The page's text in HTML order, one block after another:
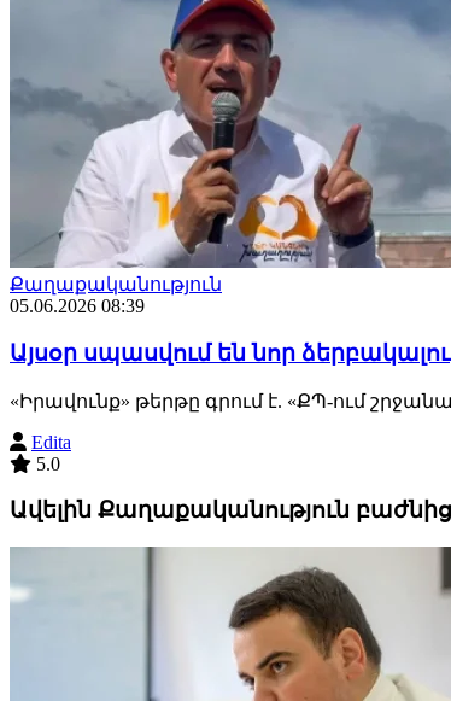
Քաղաքականություն
05.06.2026 08:39
Այսօր սպասվում են նոր
«Իրավունք» թերթը գրում է. «ՔՊ-ում
Edita
5.0
Ավելին Քաղաքականություն բաժնից